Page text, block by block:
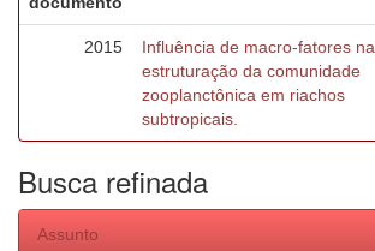
2015
Influência de macro-fatores na
estruturação da comunidade
zooplanctônica em riachos
subtropicais.
Busca refinada
Assunto